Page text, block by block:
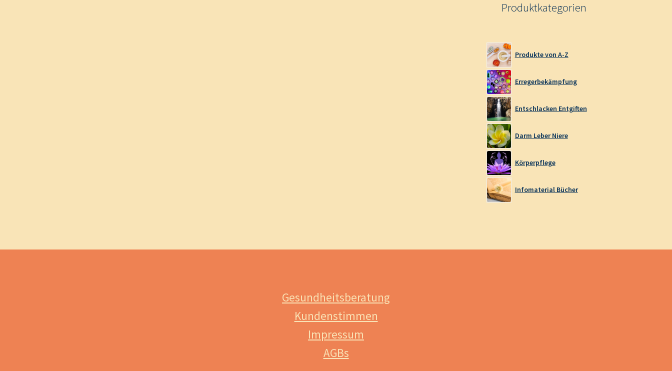
Produktkategorien
Produkte von A-Z
Erregerbekämpfung
Entschlacken Entgiften
Darm Leber Niere
Körperpflege
Infomaterial Bücher
Gesundheitsberatung
Kundenstimmen
Impressum
AGBs